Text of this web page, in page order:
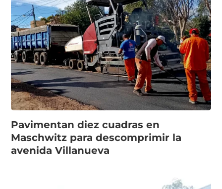
Pavimentan diez cuadras en
Maschwitz para descomprimir la
avenida Villanueva